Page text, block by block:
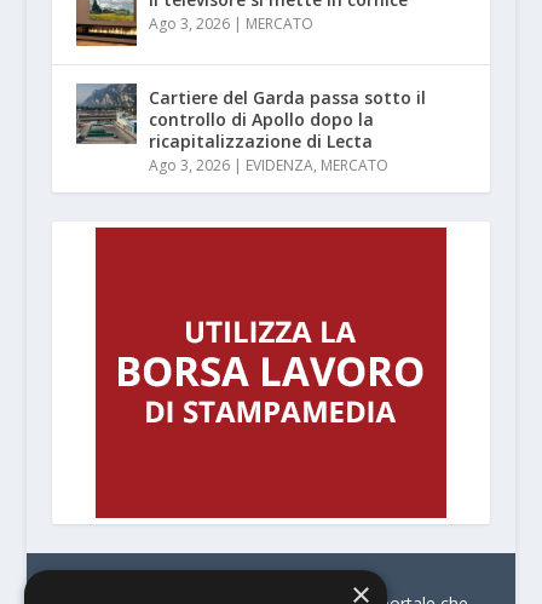
Ago 3, 2026| MERCATO
Cartiere del Garda passa sotto il
controllo di Apollo dopo la
ricapitalizzazione di Lecta
Ago 3, 2026| EVIDENZA, MERCATO
×